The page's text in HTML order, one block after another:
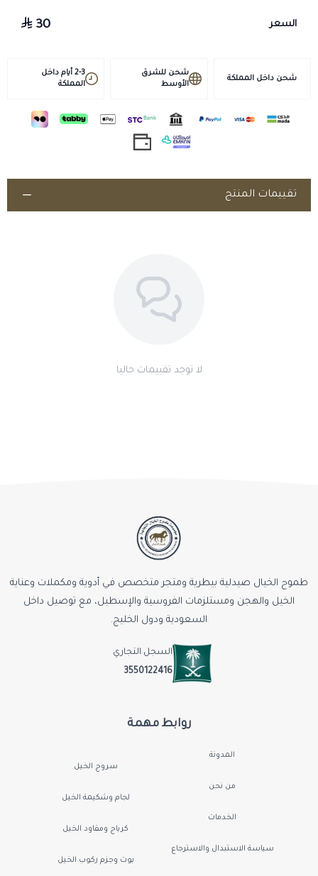
سهل التعبئة والتنظيف والتعليق داخل المربط أو عربة النقل.
السعر 30
شحن داخل المملكة
شحن للشرق
الأوسط
2-3 أيام داخل
المملكة
تقييمات المنتج
لا توجد تقييمات حاليا
روابط مهمة
المدونة
من نحن
الخدمات
سياسة الاستبدال والاسترجاع
سروج الخيل
لجام وشكيمة الخيل
كرباج ومقاود الخيل
بوت وجزم ركوب الخيل
طموح الخيال صيدلية بيطرية ومتجر متخصص في أدوية ومكملات وعناية
الخيل والهجن ومستلزمات الفروسية والإسطبل، مع توصيل داخل
السعودية ودول الخليج.
السجل التجاري
3550122416